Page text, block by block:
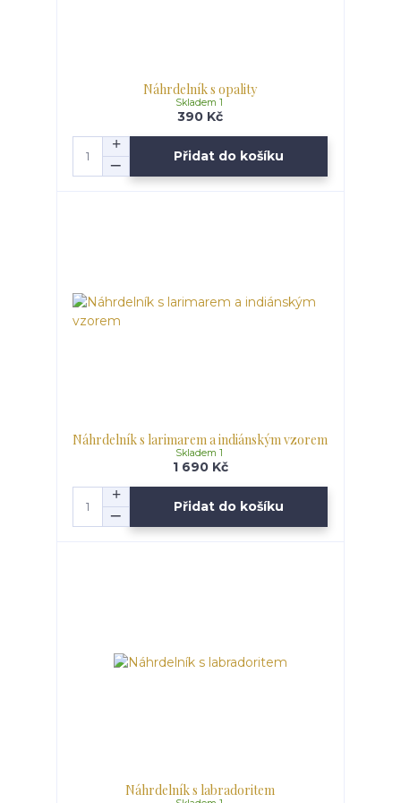
Náhrdelník s opality
390 Kč
Skladem 1
Přidat do košíku
Náhrdelník s larimarem a indiánským vzorem
1 690 Kč
Skladem 1
Přidat do košíku
Náhrdelník s labradoritem